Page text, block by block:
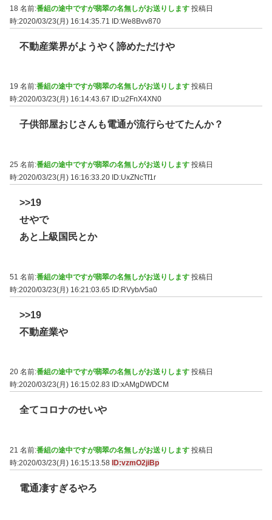
18 名前:番組の途中ですが翡翠の名無しがお送りします 投稿日
時:2020/03/23(月) 16:14:35.71 ID:We8Bvv870
不動産業界がようやく諦めただけや
19 名前:番組の途中ですが翡翠の名無しがお送りします 投稿日
時:2020/03/23(月) 16:14:43.67
ID:u2FnX4XN0
子供部屋おじさんも電通が流行らせてたんか？
25 名前:番組の途中ですが翡翠の名無しがお送りします 投稿日
時:2020/03/23(月) 16:16:33.20 ID:UxZNcTf1r
>>19
せやで
あと上級国民とか
51 名前:番組の途中ですが翡翠の名無しがお送りします 投稿日
時:2020/03/23(月) 16:21:03.65 ID:RVyb/v5a0
>>19
不動産業や
20 名前:番組の途中ですが翡翠の名無しがお送りします 投稿日
時:2020/03/23(月) 16:15:02.83
ID:xAMgDWDCM
全てコロナのせいや
21 名前:番組の途中ですが翡翠の名無しがお送りします 投稿日
時:2020/03/23(月) 16:15:13.58 ID:vzmO2jiBp
電通凄すぎるやろ